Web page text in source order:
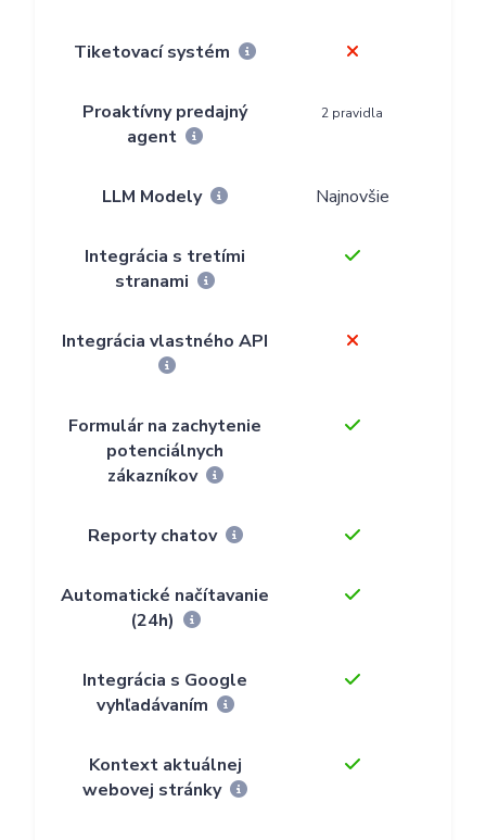
Tiketovací systém
Proaktívny predajný
agent
2 pravidla
LLM Modely Najnovšie
Integrácia s tretími
stranami
Integrácia vlastného API
Formulár na zachytenie
potenciálnych
zákazníkov
Reporty chatov
Automatické načítavanie
(24h)
Integrácia s Google
vyhľadávaním
Kontext aktuálnej
webovej stránky